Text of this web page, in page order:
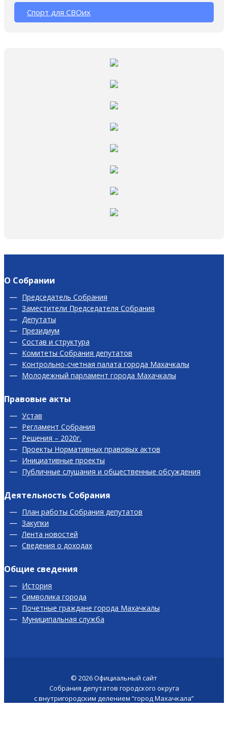
Спорт для СВОих
О Собрании
Председатель Собрания
Заместители Председателя Собрания
Депутаты
Президиум
Состав и структура
Комитеты Собрания депутатов
Контрольно-счетная палата города Махачкалы
Молодежный парламент города Махачкалы
Правовые акты
Устав
Регламент Собрания
Решения – 2020г.
Проекты Нормативных правовых актов
Инициативные проекты
Публичные слушания и общественные обсуждения
Деятельность Собрания
План работы Собрания депутатов
Закупки
Лента новостей
Сведения о доходах
Общие сведения
История
Символика города
Почетные граждане города Махачкалы
Муниципальная служба
© 2026Официальный сайт
Собрания депутатов городского округа
с внутригородским делением “город Махачкала”